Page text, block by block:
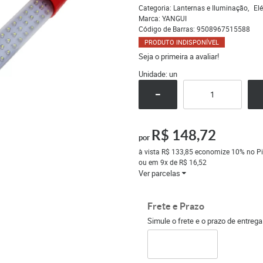
Categoria: Lanternas e Iluminação
Marca: YANGUI
Código de Barras: 9508967515588
PRODUTO INDISPONÍVEL
Seja o primeira a avaliar!
Unidade: un
por R$ 148,72
à vista R$ 133,85economize 10%no
ou em 9xde R$ 16,52
Ver parcelas
Frete e Prazo
Simule o frete e o prazo de